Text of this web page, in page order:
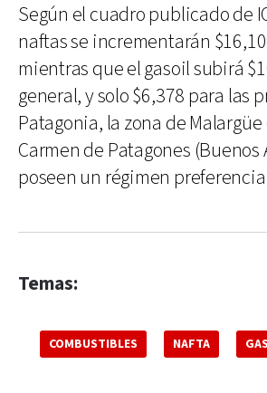
Según el cuadro publicado de
naftas se incrementarán
mientras que el gasoil subirá
general, y solo $6,378 para las
Patagonia, la zona de
Carmen de Patagones (Buenos
poseen un régimen
Temas:
COMBUSTIBLES NAFTA